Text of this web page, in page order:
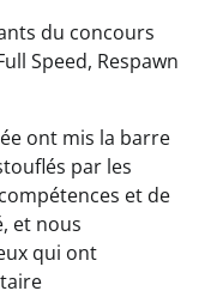
du concours
Speed, Respawn
ont mis la barre
par les
et de
et nous
qui ont